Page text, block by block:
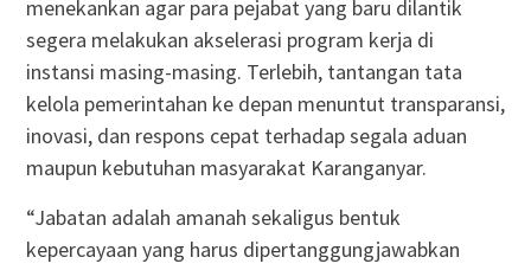
menekankan agar para pejabat yang baru dilantik
segera melakukan akselerasi program kerja di
instansi masing-masing. Terlebih, tantangan tata
kelola pemerintahan ke depan menuntut transparansi,
inovasi, dan respons cepat terhadap segala aduan
maupun kebutuhan masyarakat Karanganyar.
“Jabatan adalah amanah sekaligus bentuk
kepercayaan yang harus dipertanggungjawabkan